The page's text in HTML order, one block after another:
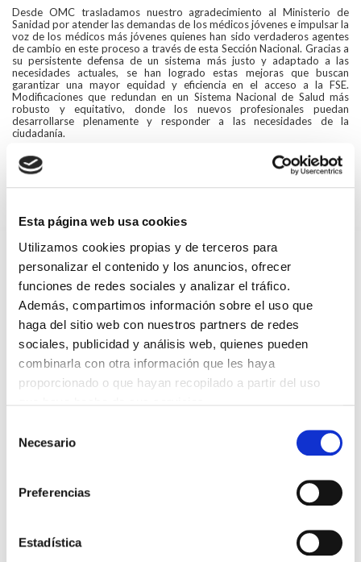
Esta página web usa cookies
Utilizamos cookies propias y de terceros para
personalizar el contenido y los anuncios, ofrecer
funciones de redes sociales y analizar el tráfico.
Además, compartimos información sobre el uso que
haga del sitio web con nuestros partners de redes
sociales, publicidad y análisis web, quienes pueden
combinarla con otra información que les haya
proporcionado o que hayan recopilado a partir del uso
Necesario
Preferencias
Estadística
Desde OMC trasladamos nuestro agradecimiento al Ministerio de
Sanidad por atender las demandas de los médicos jóvenes e impulsar la
voz de los médicos más jóvenes quienes han sido verdaderos agentes
de cambio en este proceso a través de esta Sección Nacional. Gracias a
su persistente defensa de un sistema más justo y adaptado a las
necesidades actuales, se han logrado estas mejoras que buscan
garantizar una mayor equidad y eficiencia en el acceso a la FSE.
Modificaciones que redundan en un Sistema Nacional de Salud más
robusto y equitativo, donde los nuevos profesionales puedan
desarrollarse plenamente y responder a las necesidades de la
ciudadanía.
Compartir en:
HAZ UN COMENTARIO
*Campos obligatorios
He leido y acepto la
SANIDAD CREA UN DIPLOMA OFICIAL PARA RECONOCER LA